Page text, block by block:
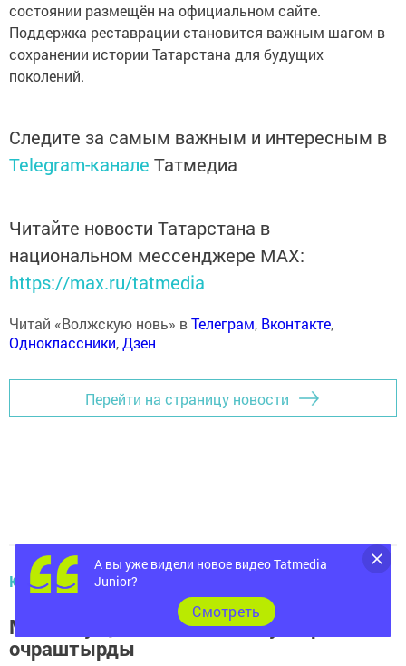
состоянии размещён на официальном сайте.
Поддержка реставрации становится важным шагом в
сохранении истории Татарстана для будущих
поколений.
Следите за самым важным и интересным в
Telegram-канале Татмедиа
Читайте новости Татарстана в
национальном мессенджере MАХ:
https://max.ru/tatmedia
Читай «Волжскую новь» вТелеграм, Вконтакте,
Одноклассники,Дзен
Перейти на страницу новости
ЮГАРЫ ОСЛАН. ТАТАРЧА
Мәмәтхуҗада чәй өстәле дусларны
очраштырды
А вы уже видели новое видео Tatmedia
Junior?
Cмотреть